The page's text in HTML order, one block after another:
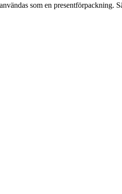
som en presentförpackning.